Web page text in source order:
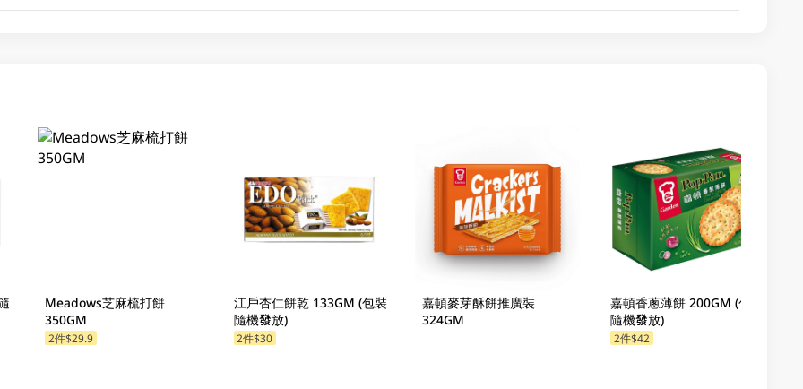
Meadows芝麻梳打餅
350GM
2件$29.9
江戶杏仁餅乾 133GM (包裝
隨機發放)
2件$30
嘉頓麥芽酥餅推廣裝
324GM
嘉頓香蔥薄餅 200GM (包裝
隨機發放)
2件$42